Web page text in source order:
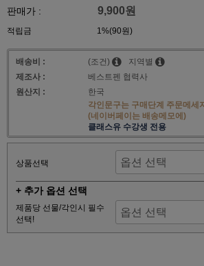
판매가 : 9,900원
적립금 1%(90원)
배송비 : (조건)
지역별
제조사 :
베스트펜 협력사
원산지 :
한국
각인문구는 구매단계 주문메세지
(네이버페이는 배송메모에)
클래스유 수강생 전용
상품선택
+ 추가 옵션 선택
제품당 선물/각인시 필수
선택!